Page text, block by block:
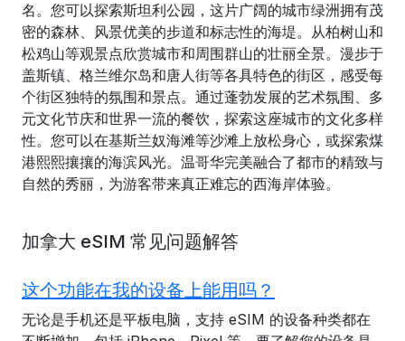
名。您可以探索斯坦利公园，这片广阔的城市绿洲拥有茂
密的森林、风景优美的步道和标志性的海堤。从柏树山和
松鸡山等观景点欣赏城市和周围群山的壮丽全景。漫步于
盖斯镇、格兰维尔岛和唐人街等各具特色的街区，感受每
个街区独特的氛围和景点。通过蓬勃发展的艺术氛围、多
元文化节庆和世界一流的餐饮，探索这座城市的文化多样
性。您可以在基斯兰奴海滩等沙滩上放松身心，或探索煤
港熙熙攘攘的海滨风光。温哥华完美融合了都市的精致与
自然的秀丽，为游客带来真正难忘的西海岸体验。
加拿大 eSIM 常见问题解答
这个功能在我的设备上能用吗？
无论是手机还是平板电脑，支持 eSIM 的设备种类都在